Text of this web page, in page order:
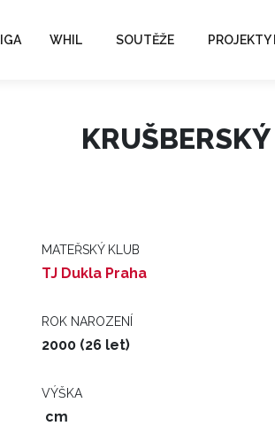
WHIL SOUTĚŽE PROJEKTY
MATEŘSKÝ KLUB
TJ Dukla Praha
ROK NAROZENÍ
2000 (26 let)
VÝŠKA
cm